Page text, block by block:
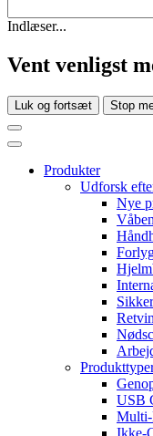
Indlæser...
Vent venligst
Luk og fortsæt Stop
Produkter
Udforsk
Nye
USB
Ikke-